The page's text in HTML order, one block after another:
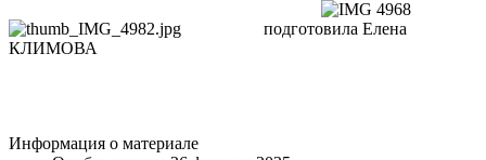
подготовила Елена
КЛИМОВА
Информация о материале